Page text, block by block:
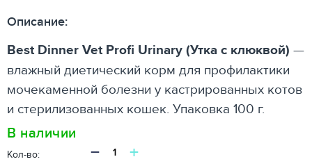
Описание:
Best Dinner Vet Profi Urinary (Утка с клюквой) —
влажный диетический корм для профилактики
мочекаменной болезни у кастрированных котов
и стерилизованных кошек. Упаковка 100 г.
В наличии
Кол-во: − +